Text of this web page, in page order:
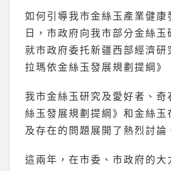
如何引導我市金絲玉產業健康
日，市政府向我市部分金絲玉
就市政府委托新疆西部經濟研
拉瑪依金絲玉發展規劃提綱》
我市金絲玉研究及愛好者、奇
絲玉發展規劃提綱》和金絲玉
及存在的問題展開了熱烈討論
這兩年，在市委、市政府的大